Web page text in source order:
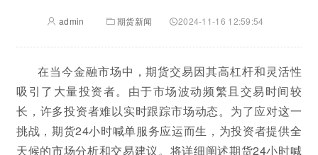
admin 期货新闻 2024-11-16 12:59:54
在当今金融市场中，期货交易因其高杠杆和灵活性
吸引了大量投资者。由于市场波动频繁且交易时间较
长，许多投资者难以实时跟踪市场动态。为了应对这一
挑战，期货24小时喊单服务应运而生，为投资者提供全
天候的市场分析和交易建议。将详细阐述期货24小时喊